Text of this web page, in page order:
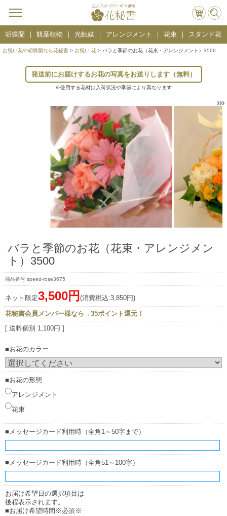
胡蝶蘭 観葉植物 光触媒 アレンジメント 花束 スタンド花
お祝い花や胡蝶蘭なら花秘書 > お祝い 花 > バラと季節のお花（花束・アレンジメント）3500
発送前にお届けするお花の写真をお送りします（無料）
※使用する花材は入荷状況や季節により異なります
バラと季節のお花（花束・アレンジメン
ト）3500
speed-rose3675
ネット限定3,500円 (消費税込:3,850円)
花秘書会員メンバー様なら→35ポイント還元！
[ 送料個別 1,100円 ]
■お花のカラー
■お花の形態
アレンジメント
花束
■メッセージカード利用時（全角1～50字まで）
■メッセージカード利用時（全角51～100字）
お届け希望日の選択項目は
後程表示されます。
■お届け希望時間※必須※